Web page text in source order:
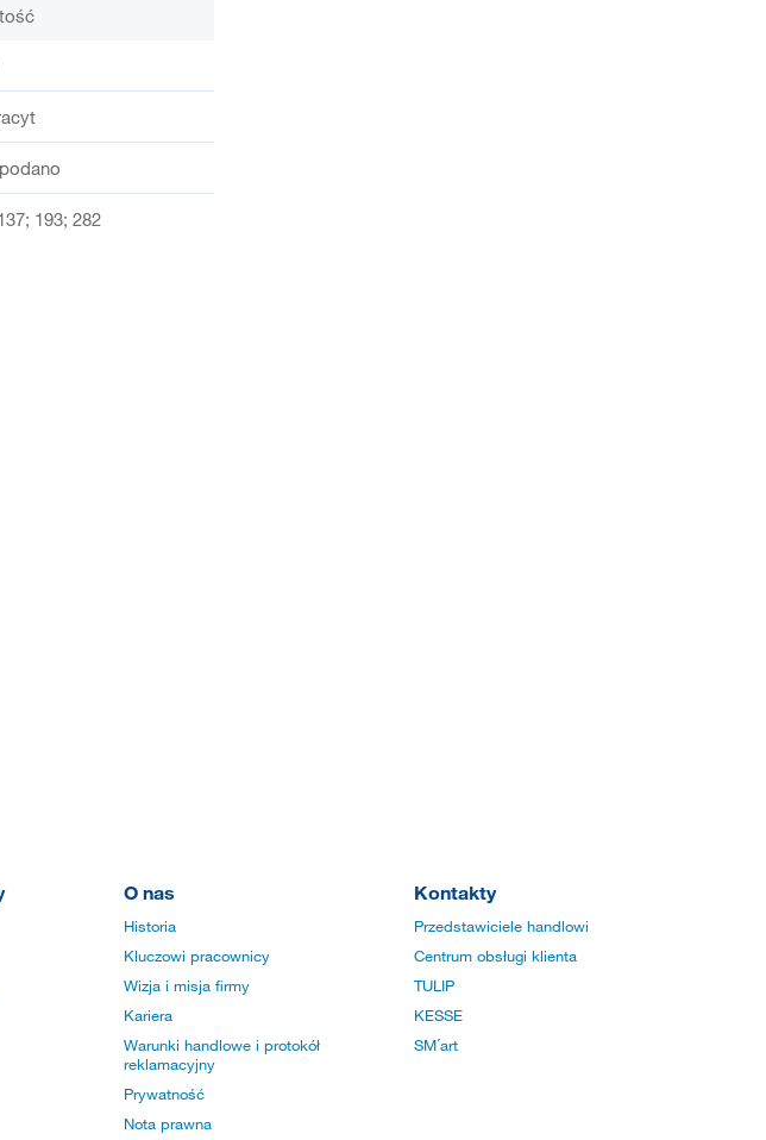
193; 282
O nas
Historia
Kluczowi pracownicy
Wizja i misja firmy
Kariera
Warunki handlowe i protokół
reklamacyjny
Prywatność
Nota prawna
Kontakty
Przedstawiciele handlowi
Centrum obsługi klienta
TULIP
KESSE
SM´art